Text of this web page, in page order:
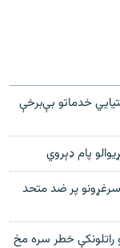
خدماتو بې‌برخې
پام ډېروي
سرغړونو پر ضد متحد
راتلونکې خطر سره مخ